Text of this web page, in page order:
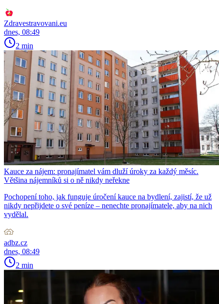
Zdravestravovani.eu
dnes, 08:49
2 min
Kauce za nájem: pronajímatel vám dluží úroky za každý měsíc.
Většina nájemníků si o ně nikdy neřekne
Pochopení toho, jak funguje úročení kauce na bydlení, zajistí, že už
nikdy nepřijdete o své peníze – nenechte pronajímatele, aby na nich
vydělal.
adbz.cz
dnes, 08:49
2 min